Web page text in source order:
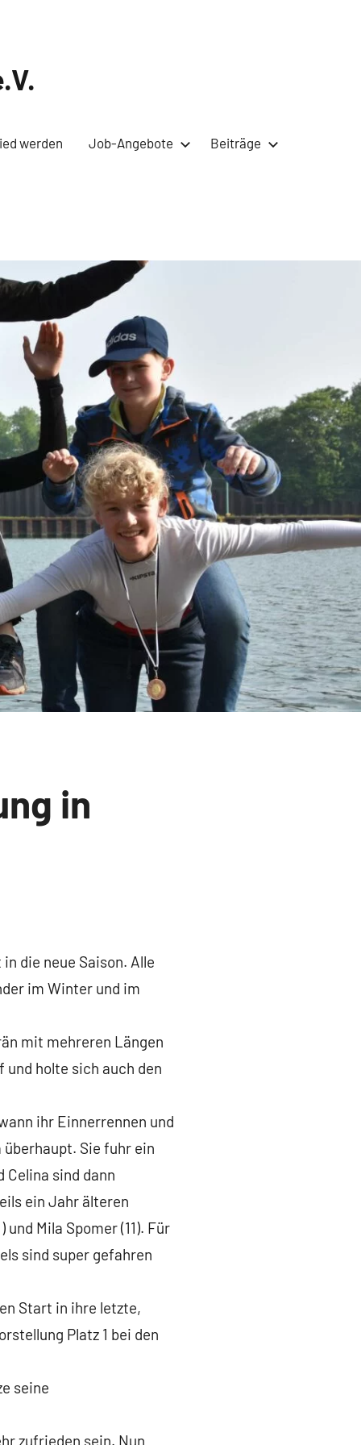
werden Job-Angebote Beiträge
in
die neue Saison. Alle
im Winter und im
mit mehreren Längen
und holte sich auch den
ihr Einnerrennen und
Sie fuhr ein
Celina sind dann
ein Jahr älteren
Mila Spomer (11). Für
sind super gefahren
Start in ihre letzte,
Platz 1 bei den
seine
zufrieden sein. Nun